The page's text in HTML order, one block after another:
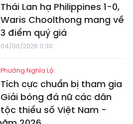
Thái Lan hạ Philippines 1-0,
Waris Choolthong mang về
3 điểm quý giá
04/08/2026 11:30
Phường Nghĩa Lộ:
Tích cực chuẩn bị tham gia
Giải bóng đá nữ các dân
tộc thiểu số Việt Nam -